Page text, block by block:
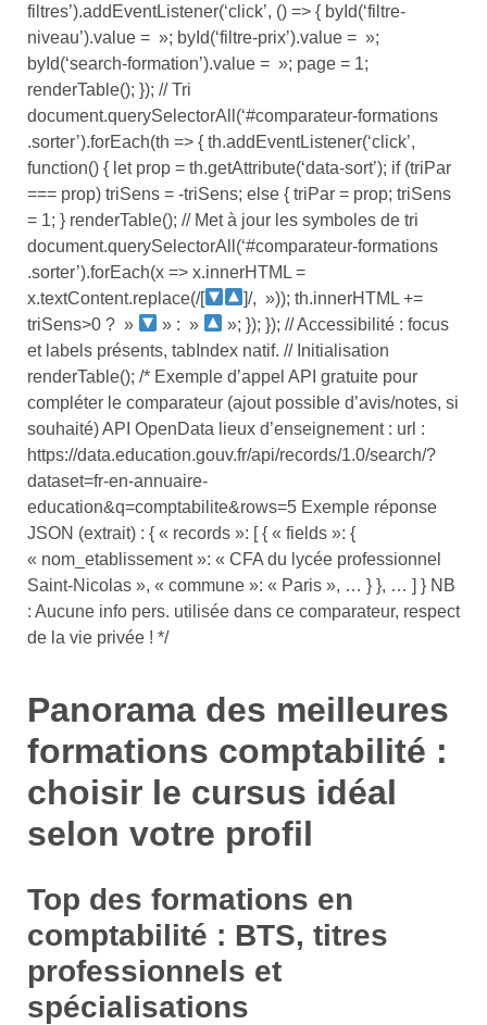
filtres’).addEventListener(‘click’, () => { byId(‘filtre-
niveau’).value = »; byId(‘filtre-prix’).value = »;
byId(‘search-formation’).value = »; page = 1;
renderTable(); }); // Tri
document.querySelectorAll(‘#comparateur-formations
.sorter’).forEach(th => { th.addEventListener(‘click’,
function() { let prop = th.getAttribute(‘data-sort’); if (triPar
=== prop) triSens = -triSens; else { triPar = prop; triSens
= 1; } renderTable(); // Met à jour les symboles de tri
document.querySelectorAll(‘#comparateur-formations
.sorter’).forEach(x => x.innerHTML =
x.textContent.replace(/[
]/, »)); th.innerHTML +=
triSens>0 ? »
» : »
»; }); }); // Accessibilité : focus
et labels présents, tabIndex natif. // Initialisation
renderTable(); /* Exemple d’appel API gratuite pour
compléter le comparateur (ajout possible d’avis/notes, si
souhaité) API OpenData lieux d’enseignement : url :
https://data.education.gouv.fr/api/records/1.0/search/?
dataset=fr-en-annuaire-
education&q=comptabilite&rows=5 Exemple réponse
JSON (extrait) : { « records »: [ { « fields »: {
« nom_etablissement »: « CFA du lycée professionnel
Saint-Nicolas », « commune »: « Paris », … } }, … ] } NB
: Aucune info pers. utilisée dans ce comparateur, respect
de la vie privée ! */
Panorama des meilleures
formations comptabilité :
choisir le cursus idéal
selon votre profil
Top des formations en
comptabilité : BTS, titres
professionnels et
spécialisations